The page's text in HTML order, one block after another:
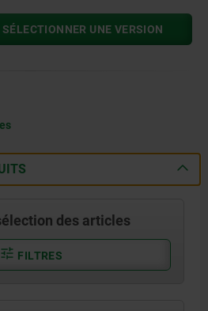
SÉLECTIONNER UNE VERSION
des articles
FILTRES